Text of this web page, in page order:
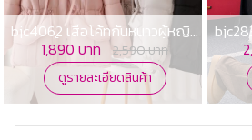
bjc4062 เสื้อโค้ทกันหนาวผู้หญิง
เสื้อกันหนาวไซสใหญ่
1,890 บาท
2,590 บาท
ดูรายละเอียดสินค้า